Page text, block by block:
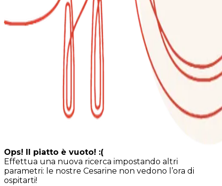
Ops! Il piatto è vuoto! :(
Effettua una nuova ricerca impostando altri
parametri: le nostre Cesarine non vedono l’ora di
ospitarti!